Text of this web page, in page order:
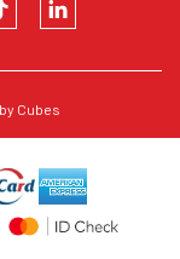
Cubes